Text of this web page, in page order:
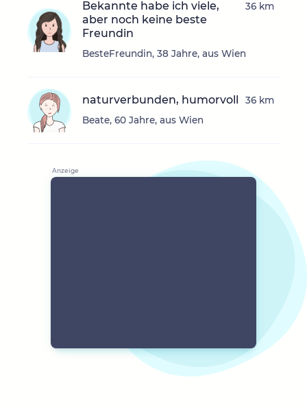
Bekannte habe ich viele,
aber noch keine beste
Freundin
BesteFreundin, 38 Jahre, aus Wien
36 km
naturverbunden, humorvoll
Beate, 60 Jahre, aus Wien
36 km